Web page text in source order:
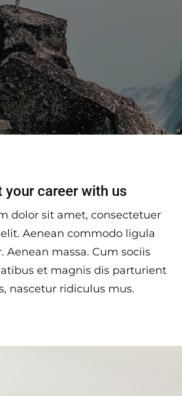
your career with us
dolor sit amet, consectetuer
Aenean commodo ligula
Aenean massa. Cum sociis
et magnis dis parturient
nascetur ridiculus mus.